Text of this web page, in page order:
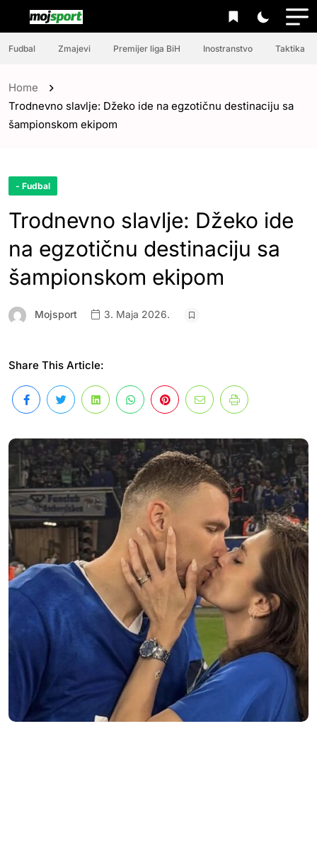
Fudbal Zmajevi Premijer liga BiH Inostranstvo Taktika
Home
Trodnevno slavlje: Džeko ide na egzotičnu destinaciju sa
šampionskom ekipom
- Fudbal
Trodnevno slavlje: Džeko ide
na egzotičnu destinaciju sa
šampionskom ekipom
Mojsport 3. Maja 2026.
Share This Article: